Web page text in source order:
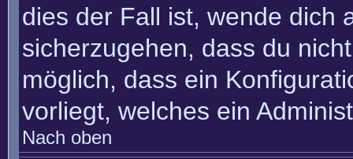
dies der Fall ist, wende dich
sicherzugehen, dass du
möglich, dass ein
vorliegt, welches ein
Nach oben